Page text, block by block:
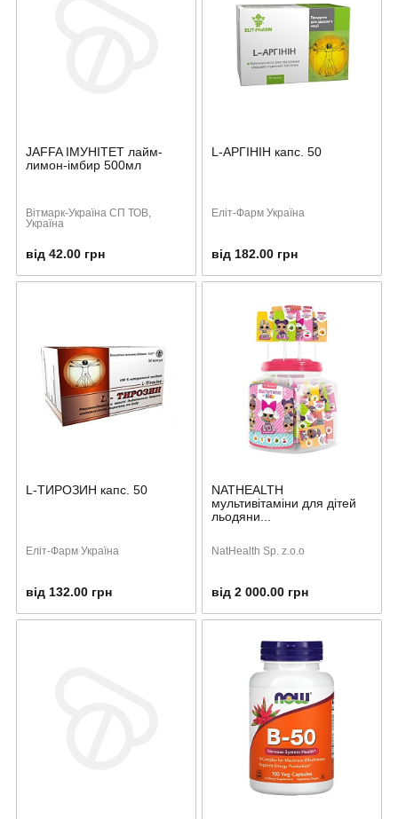
JAFFA ІМУНІТЕТ лайм-
лимон-імбир 500мл
Вітмарк-Україна СП ТОВ,
Україна
від 42.00 грн
L-АРГІНІН капс. 50
Еліт-Фарм Україна
від 182.00 грн
L-ТИРОЗИН капс. 50
Еліт-Фарм Україна
від 132.00 грн
NATHEALTH
мультивітаміни для дітей
льодяни...
NatHealth Sp. z.o.o
від 2 000.00 грн